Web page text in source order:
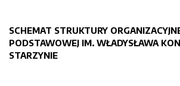
SCHEMAT STRUKTURY
PODSTAWOWEJ IM. WŁADYSŁAWA
STARZYNIE